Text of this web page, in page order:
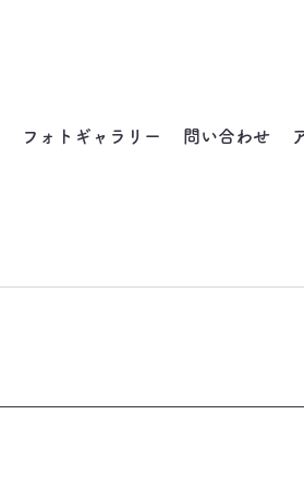
フォトギャラリー 問い合わせ